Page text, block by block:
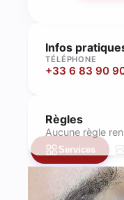
Infos
TÉLÉPHONE
+33 6 83 90
Règles
Aucune règle
Services